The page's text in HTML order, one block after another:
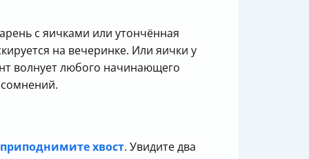
с яичками или утончённая
на вечеринке. Или яички у
волнует любого начинающего
приподнимите хвост. Увидите два